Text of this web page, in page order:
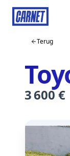
Terug
3 600 €